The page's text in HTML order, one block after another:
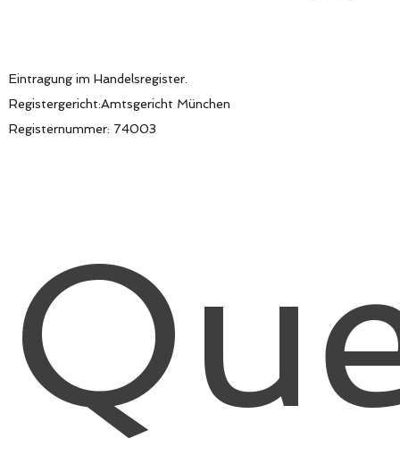
Eintragung im Handelsregister.
Registergericht:Amtsgericht München
Registernummer: 74003